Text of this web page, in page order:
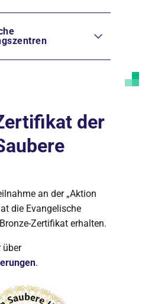
der
an der „Aktion
die Evangelische
Zertifikat erhalten.
über
.